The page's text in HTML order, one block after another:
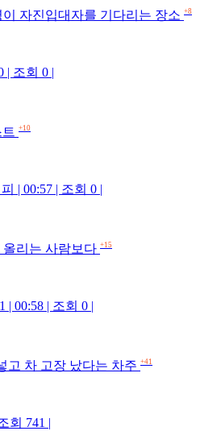
자진입대자를 기다리는 장소 +8
| 조회 0 |
+10
| 00:57 | 조회 0 |
리는 사람보다 +15
| 00:58 | 조회 0 |
고 차 고장 났다는 차주 +41
회 741 |